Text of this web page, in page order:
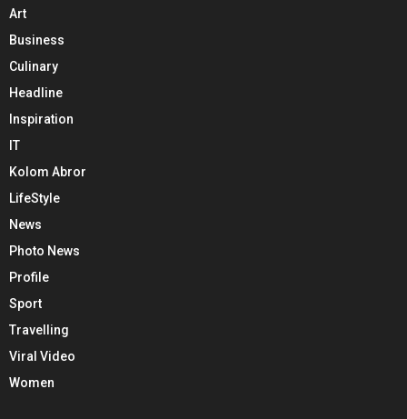
Art
Business
Culinary
Headline
Inspiration
IT
Kolom Abror
LifeStyle
News
Photo News
Profile
Sport
Travelling
Viral Video
Women